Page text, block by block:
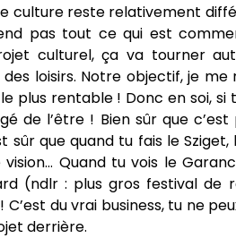
culture reste relativement
pas tout ce qui est
culturel, ça va tourner
loisirs. Notre objectif, je me
plus rentable ! Donc en soi, si
de l’être ! Bien sûr que
sûr que quand tu fais le Sziget,
Quand tu vois le
(ndlr : plus gros festival de
du vrai business, tu ne
derrière.